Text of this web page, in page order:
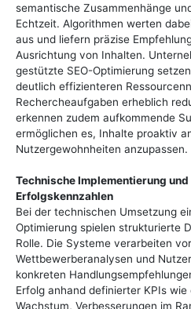
semantische Zusammenhänge
Echtzeit. Algorithmen werten
aus und liefern präzise
Ausrichtung von Inhalten.
gestützte SEO-Optimierung
deutlich effizienteren
Rechercheaufgaben erheblich
erkennen zudem aufkommende
ermöglichen es, Inhalte proaktiv
Nutzergewohnheiten anzupassen.
Technische Implementierung
Erfolgskennzahlen
Bei der technischen Umsetzung
Optimierung spielen strukturierte
Rolle. Die Systeme verarbeiten
Wettbewerberanalysen und
konkreten
Erfolg anhand definierter KPIs
Wachstum, Verbesserungen im